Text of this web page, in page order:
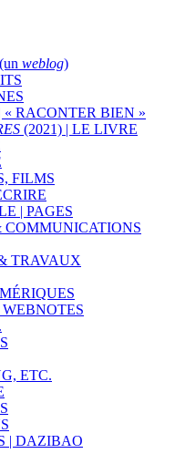
weblog)
RACONTER BIEN »
(2021) | LE LIVRE
FILMS
| PAGES
COMMUNICATIONS
TRAVAUX
ETC.
| DAZIBAO